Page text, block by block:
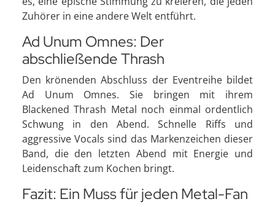
Zuhörer in eine andere Welt entführt.
Ad Unum Omnes: Der
abschließende Thrash
Den krönenden Abschluss der Eventreihe bildet
Ad Unum Omnes. Sie bringen mit ihrem
Blackened Thrash Metal noch einmal ordentlich
Schwung in den Abend. Schnelle Riffs und
aggressive Vocals sind das Markenzeichen dieser
Band, die den letzten Abend mit Energie und
Leidenschaft zum Kochen bringt.
Fazit: Ein Muss für jeden Metal-Fan